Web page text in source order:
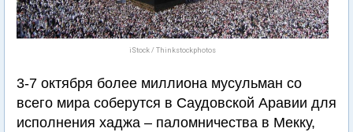
iStock / Thinkstockphotos
3-7 октября более миллиона мусульман со
всего мира соберутся в Саудовской Аравии для
исполнения хаджа – паломничества в Мекку,